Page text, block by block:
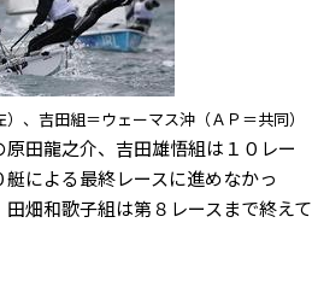
、吉田組＝ウェーマス沖（ＡＰ＝共同）
田龍之介、吉田雄悟組は１０レー
による最終レースに進めなかっ
畑和歌子組は第８レースまで終えて